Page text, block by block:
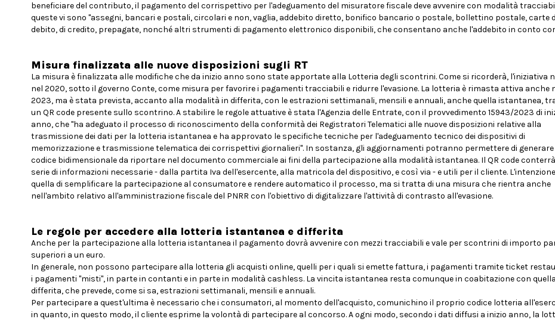
beneficiare del contributo, il pagamento del corrispettivo per l'adeguamento del misuratore fiscale deve avvenire con modalità
queste vi sono "assegni, bancari e postali, circolari e non, vaglia, addebito diretto, bonifico bancario o postale, bollettino postale, carte
debito, di credito, prepagate, nonché altri strumenti di pagamento elettronico disponibili, che consentano anche l'addebito in conto
Misura finalizzata alle nuove disposizioni sugli RT
La misura è finalizzata alle modifiche che da inizio anno sono state apportate alla Lotteria degli scontrini. Come si ricorderà, l'iniziativa
nel 2020, sotto il governo Conte, come misura per favorire i pagamenti tracciabili e ridurre l'evasione. La lotteria è rimasta attiva anche
2023, ma è stata prevista, accanto alla modalità in differita, con le estrazioni settimanali, mensili e annuali, anche quella istantanea,
un QR code presente sullo scontrino. A stabilire le regole attuative è stata l'Agenzia delle Entrate, con il provvedimento 15943/2023 di
anno, che "ha adeguato il processo di riconoscimento della conformità dei Registratori Telematici alle nuove disposizioni relative alla
trasmissione dei dati per la lotteria istantanea e ha approvato le specifiche tecniche per l'adeguamento tecnico dei dispositivi di
memorizzazione e trasmissione telematica dei corrispettivi giornalieri". In sostanza, gli aggiornamenti potranno permettere di generare
codice bidimensionale da riportare nel documento commerciale ai fini della partecipazione alla modalità istantanea. Il QR code
serie di informazioni necessarie - dalla partita Iva dell'esercente, alla matricola del dispositivo, e così via - e utili per il cliente.
quella di semplificare la partecipazione al consumatore e rendere automatico il processo, ma si tratta di una misura che rientra anche
nell'ambito relativo all'amministrazione fiscale del PNRR con l'obiettivo di digitalizzare l'attività di contrasto all'evasione.
Le regole per accedere alla lotteria istantanea e differita
Anche per la partecipazione alla lotteria istantanea il pagamento dovrà avvenire con mezzi tracciabili e vale per scontrini di importo
superiori a un euro.
In generale, non possono partecipare alla lotteria gli acquisti online, quelli per i quali si emette fattura, i pagamenti tramite ticket
i pagamenti "misti", in parte in contanti e in parte in modalità cashless. La vincita istantanea resta comunque in coabitazione con quella
differita, che prevede, come si sa, estrazioni settimanali, mensili e annuali.
Per partecipare a quest'ultima è necessario che i consumatori, al momento dell'acquisto, comunichino il proprio codice lotteria
in quanto, in questo modo, il cliente esprime la volontà di partecipare al concorso. A ogni modo, secondo i dati diffusi a inizio anno, la